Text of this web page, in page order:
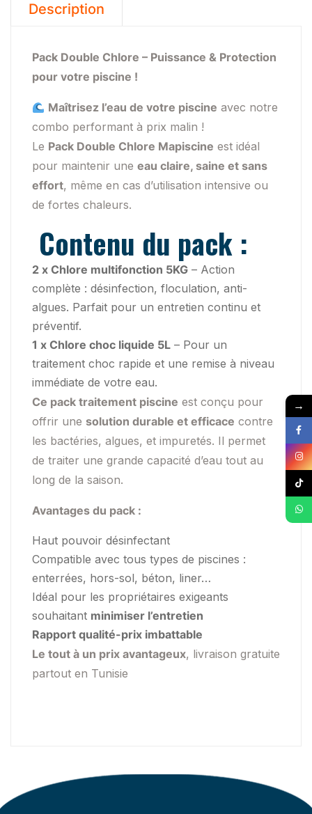
Choc
Liquide
Description
Pack Double Chlore – Puissance & Protection
pour votre piscine !
Maîtrisez l’eau de votre piscine avec notre
combo performant à prix malin !
Le Pack Double Chlore Mapiscine est idéal
pour maintenir une eau claire, saine et sans
effort, même en cas d’utilisation intensive ou
de fortes chaleurs.
Contenu du pack :
2 x Chlore multifonction 5KG – Action
complète : désinfection, floculation, anti-
algues. Parfait pour un entretien continu et
préventif.
1 x Chlore choc liquide 5L – Pour un
traitement choc rapide et une remise à niveau
immédiate de votre eau.
Ce pack traitement piscine est conçu pour
offrir une solution durable et efficace contre
les bactéries, algues, et impuretés. Il permet
de traiter une grande capacité d’eau tout au
long de la saison.
Avantages du pack :
Haut pouvoir désinfectant
Compatible avec tous types de piscines :
enterrées, hors-sol, béton, liner…
Idéal pour les propriétaires exigeants
souhaitant minimiser l’entretien
Rapport qualité-prix imbattable
Le tout à un prix avantageux, livraison gratuite
partout en Tunisie
→